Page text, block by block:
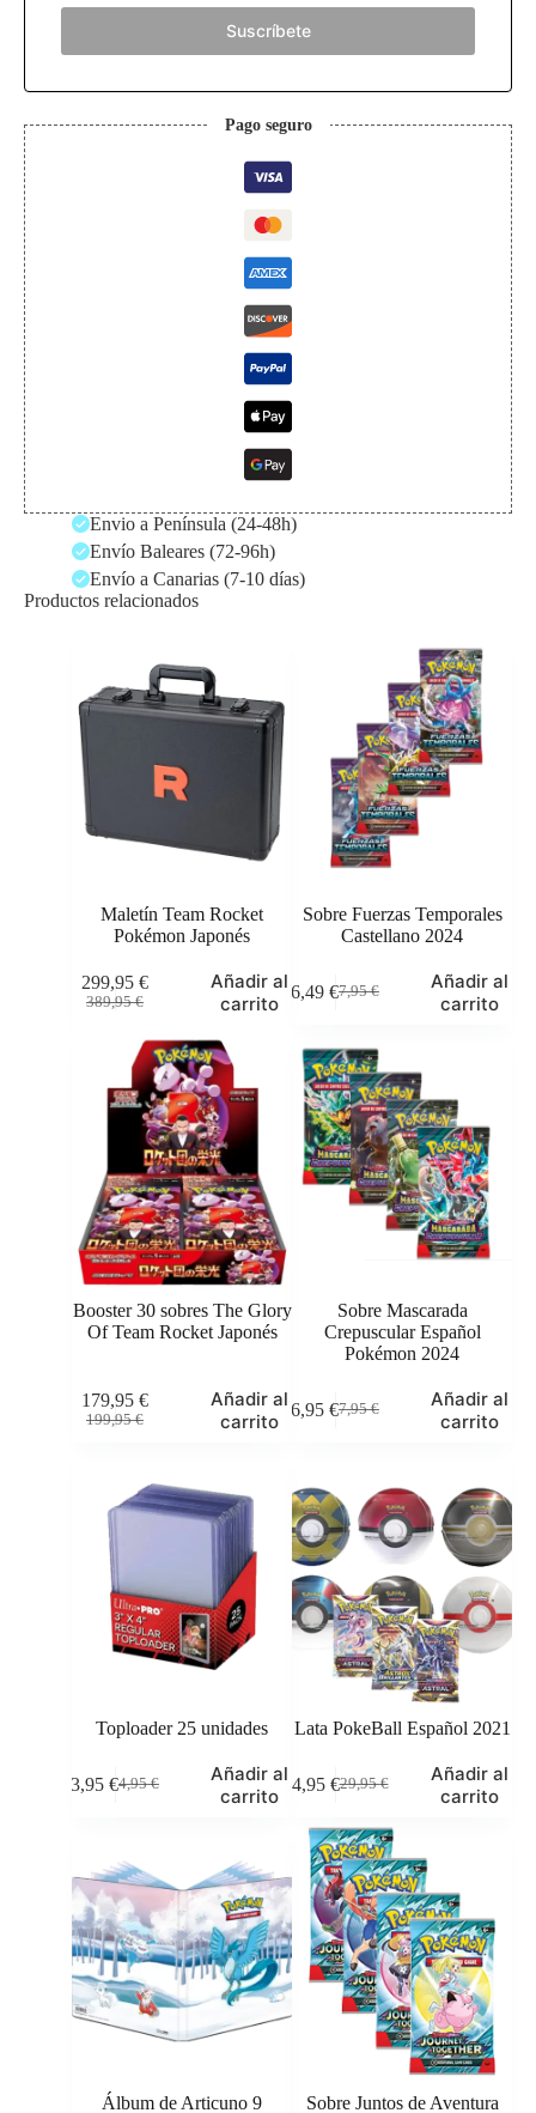
Suscríbete
Pago seguro
Envio a Península (24-48h)
Envío Baleares (72-96h)
Envío a Canarias (7-10 días)
Productos relacionados
Maletín Team Rocket
Pokémon Japonés
389,95€
El
original
era:
389,95 €.
299,95 €
El
actual
es:
299,95 €.
Añadir al
carrito
Sobre Fuerzas Temporales
Castellano 2024
7,95€
El
original
era:
7,95 €.
6,49 €El
actual
es:
6,49 €.
Añadir al
carrito
Booster 30 sobres The Glory
Of Team Rocket Japonés
199,95€
El
199,95 €.
179,95 €
El
179,95 €.
Añadir al
carrito
Sobre Mascarada
Crepuscular Español
Pokémon 2024
7,95€
El
7,95 €.
6,95 €El
6,95 €.
Añadir al
carrito
Toploader 25 unidades
4,95€
El
era:
4,95 €.
3,95 €El
es:
3,95 €.
Añadir al
carrito
Lata PokeBall Español 2021
29,95€
El
original
era:
29,95 €.
24,95 €El
actual
es:
24,95 €.
Añadir al
carrito
Álbum de Articuno 9 Sobre Juntos de Aventura